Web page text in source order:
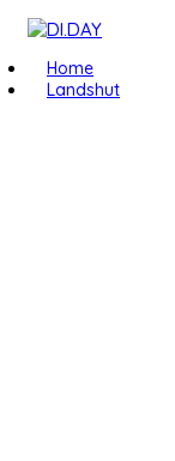
Home
Landshut